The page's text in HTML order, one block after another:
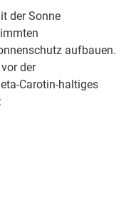
der Sonne
aufbauen.
der
Carotin-haltiges